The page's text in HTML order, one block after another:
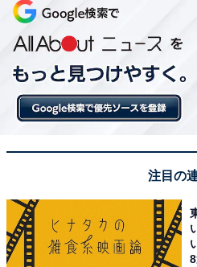
「わたぐも」を入れる
菜箸などでフライパンに沿っ
注目の